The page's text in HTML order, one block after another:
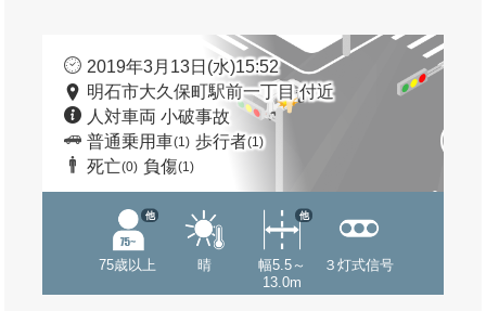
2019年3月13日(水)15:52
明石市大久保町駅前一丁目 付近
人対車両 小破事故
普通乗用車(1) 歩行者(1)
死亡(0) 負傷(1)
75歳以上
他
晴
幅5.5～
13.0m
他
３灯式信号